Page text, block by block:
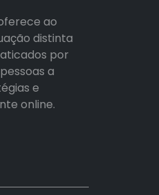
ao
distinta
por
a
e
online.